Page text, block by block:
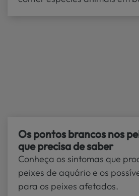
Os pontos brancos nos peixes: tudo o
que precisa de saber
Conheça os sintomas que
peixes de aquário e os
para os peixes afetados.